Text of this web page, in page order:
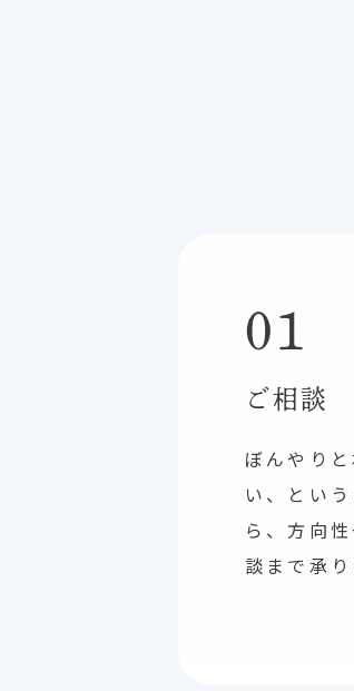
01
ご相談
ぼんやり
い、とい
ら、方向
談まで承り